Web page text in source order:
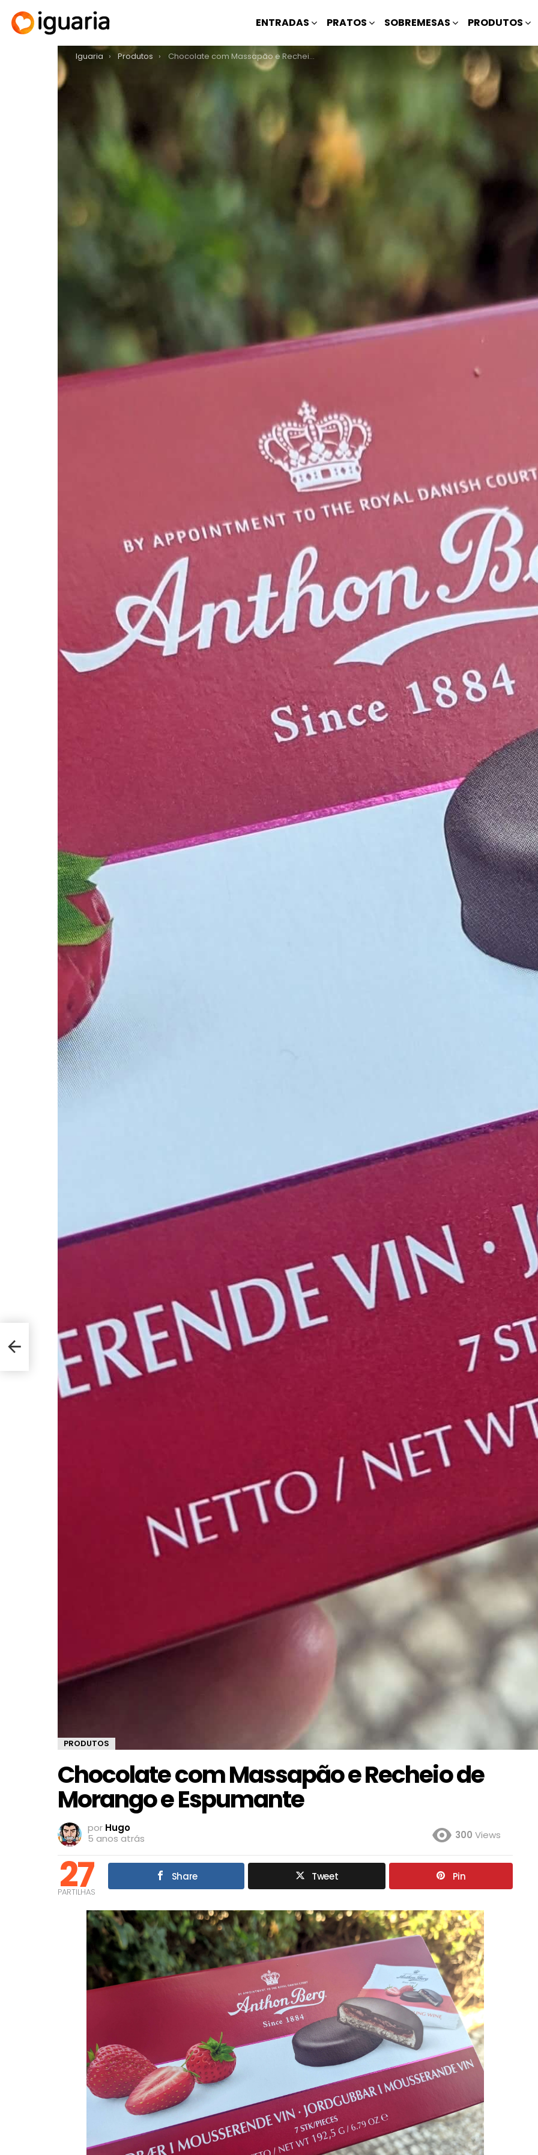
ENTRADAS PRATOS SOBREMESAS PRODUTOS
You are here:
Iguaria Produtos Chocolate com Massapão e Recheio de Morango e Espumante
PRODUTOS
Chocolate com Massapão e Recheio de
Morango e Espumante
por Hugo
5 anos atrás
300 Views
27
PARTILHAS
Share Tweet Pin